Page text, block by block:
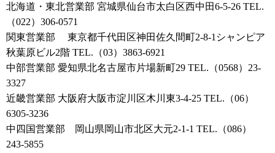
北海道・東北営業部 宮城県仙台市太白区西中田6-5-26 TEL.
（022）306-0571
関東営業部 東京都千代田区神田佐久間町2-8-1シャンピア
秋葉原ビル2階 TEL.（03）3863-6921
中部営業部 愛知県北名古屋市片場新町29 TEL.（0568）23-
3327
近畿営業部 大阪府大阪市淀川区木川東3-4-25 TEL.（06）
6305-3236
中四国営業部 岡山県岡山市北区大元2-1-1 TEL.（086）
243-5855